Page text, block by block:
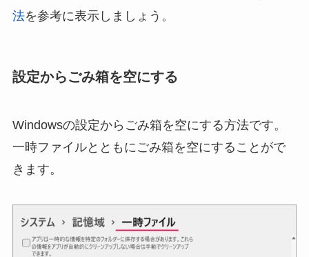
法を参考に表示しましょう。
設定からごみ箱を空にする
Windowsの設定からごみ箱を空にする方法です。
一時ファイルとともにごみ箱を空にすることがで
きます。